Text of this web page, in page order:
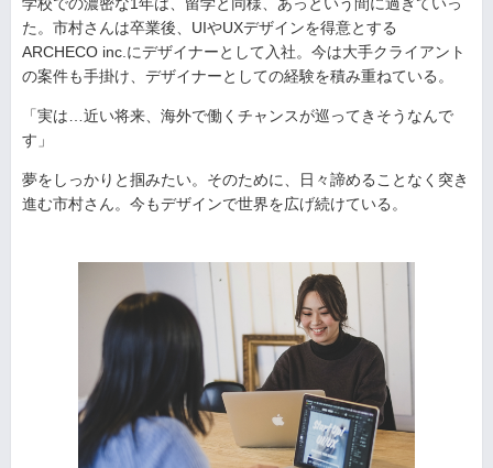
た。市村さんは卒業後、UIやUXデザインを得意とする
ARCHECO inc.にデザイナーとして入社。今は大手クライアント
の案件も手掛け、デザイナーとしての経験を積み重ねている。
「実は…近い将来、海外で働くチャンスが巡ってきそうなんで
す」
夢をしっかりと掴みたい。そのために、日々諦めることなく突き
進む市村さん。今もデザインで世界を広げ続けている。